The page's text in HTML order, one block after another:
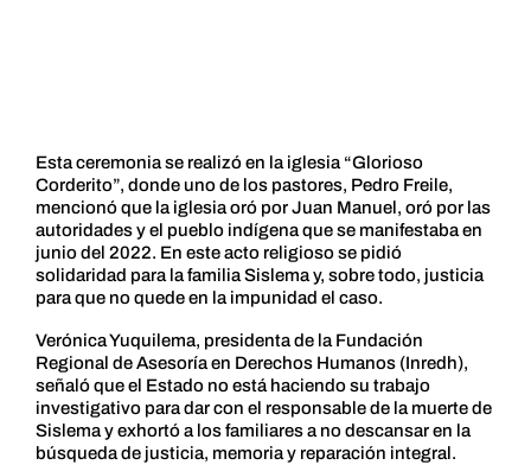
Esta ceremonia se realizó en la iglesia “Glorioso
Corderito”, donde uno de los pastores, Pedro Freile,
mencionó que la iglesia oró por Juan Manuel, oró por las
autoridades y el pueblo indígena que se manifestaba en
junio del 2022. En este acto religioso se pidió
solidaridad para la familia Sislema y, sobre todo, justicia
para que no quede en la impunidad el caso.
Verónica Yuquilema, presidenta de la Fundación
Regional de Asesoría en Derechos Humanos (Inredh),
señaló que el Estado no está haciendo su trabajo
investigativo para dar con el responsable de la muerte de
Sislema y exhortó a los familiares a no descansar en la
búsqueda de justicia, memoria y reparación integral.